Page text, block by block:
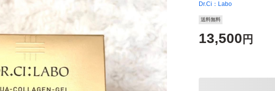
Dr.Ci：Labo
送料無料
13,500 円